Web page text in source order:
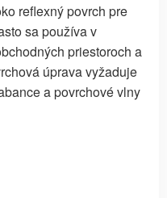
reflexný povrch pre
sa používa v
priestoroch a
úprava vyžaduje
a povrchové vlny